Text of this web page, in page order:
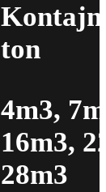
ton
4m3,
16m3,
28m3